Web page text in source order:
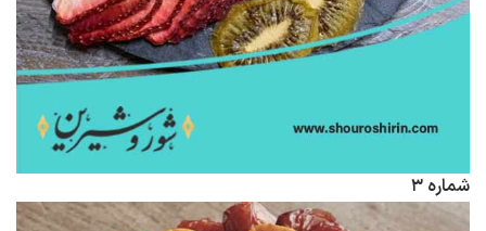
شماره ۳